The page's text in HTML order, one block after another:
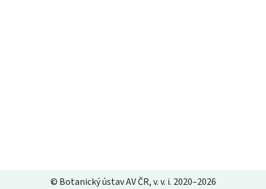
© Botanický ústav AV ČR, v. v. i. 2020–2026